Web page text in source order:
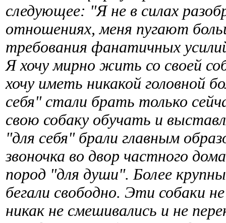
следующее: "Я не в силах
отношениях, меня пугают
требования фанатичных
Я хочу мирно жить со своей
хочу иметь никакой головной
себя" стали брать только
свою собаку обучать и
"для себя" брали главным
звоночка во двор частного
пород "для души". Более
бегали свободно. Эти собаки
никак не смешивались и не